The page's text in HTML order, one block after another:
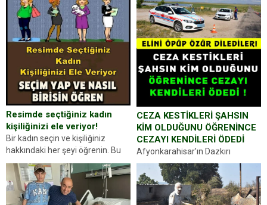
Resimde seçtiğiniz kadın
kişiliğinizi ele veriyor!
Bir kadın seçin ve kişiliğiniz
hakkındaki her şeyi öğrenin. Bu
kez karşınıza oldukça farklı bir
kişilik testiyle çıkıyoruz. Resimde
gördüğünüz kadın figürlerinden
dikkatinizi en...
CEZA KESTİKLERİ ŞAHSIN
KİM OLDUĞUNU ÖĞRENİNCE
CEZAYI KENDİLERİ ÖDEDİ
Afyonkarahisar’ın Dazkırı
ilçesinde trafik uygulaması
yapan jandarma ekipleri
durdurdukları bir otomobilin
sürücüsünden ehliyet ve ruhsat